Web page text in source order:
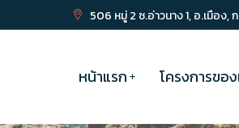
506 หมู่ 2 ซ.อ่าวนาง 1, อ.เมือง,
หน้าแรก โครงการของ